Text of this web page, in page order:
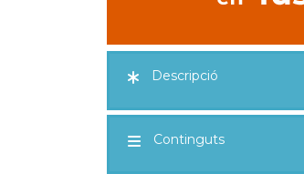
Descripció
Continguts